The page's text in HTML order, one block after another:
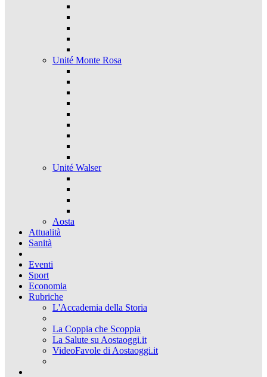
Unité Monte Rosa
Unité Walser
Aosta
Attualità
Sanità
Eventi
Sport
Economia
Rubriche
L'Accademia della Storia
La Coppia che Scoppia
La Salute su Aostaoggi.it
VideoFavole di Aostaoggi.it